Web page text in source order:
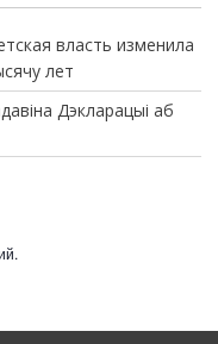
власть изменила
лет
Дэкларацыі аб